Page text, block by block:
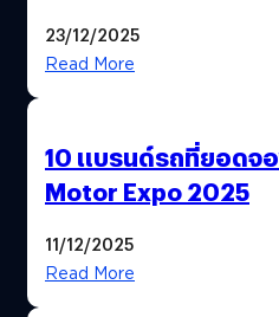
23/12/2025
Read More
10 แบรนด์รถที่ยอดจ
Motor Expo 2025
11/12/2025
Read More